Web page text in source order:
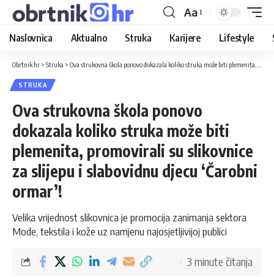
Aa
Naslovnica Aktualno Struka Karijere Lifestyle
Obrtnik.hr > Struka > Ova strukovna škola ponovo dokazala koliko struka može biti plemenita, promovirali su slikovnice za slijepu i slabovidnu djecu ‘Čarobni ormar’!
STRUKA
Ova strukovna škola ponovo
dokazala koliko struka može biti
plemenita, promovirali su slikovnice
za slijepu i slabovidnu djecu ‘Čarobni
ormar’!
Velika vrijednost slikovnica je promocija zanimanja sektora
Mode, tekstila i kože uz namjenu najosjetljivijoj publici
3 minute čitanja